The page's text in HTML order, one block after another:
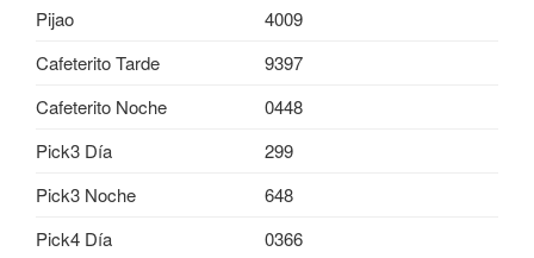
Pijao
4009
Cafeterito Tarde
9397
Cafeterito Noche
0448
Pick3 Día
299
Pick3 Noche
648
Pick4 Día
0366